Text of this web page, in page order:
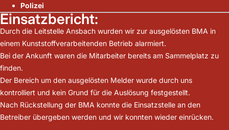
Polizei
Einsatzbericht:
Durch die Leitstelle Ansbach wurden wir zur ausgelösten BMA in
einem Kunststoffverarbeitenden Betrieb alarmiert.
Bei der Ankunft waren die Mitarbeiter bereits am Sammelplatz zu
finden.
Der Bereich um den ausgelösten Melder wurde durch uns
kontrolliert und kein Grund für die Auslösung festgestellt.
Nach Rückstellung der BMA konnte die Einsatzstelle an den
Betreiber übergeben werden und wir konnten wieder einrücken.